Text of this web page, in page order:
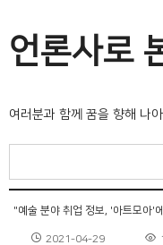
언론사로
여러분과 함께 꿈을 향해 나
"예술 분야 취업 정보, '아트모아'
2021-04-29